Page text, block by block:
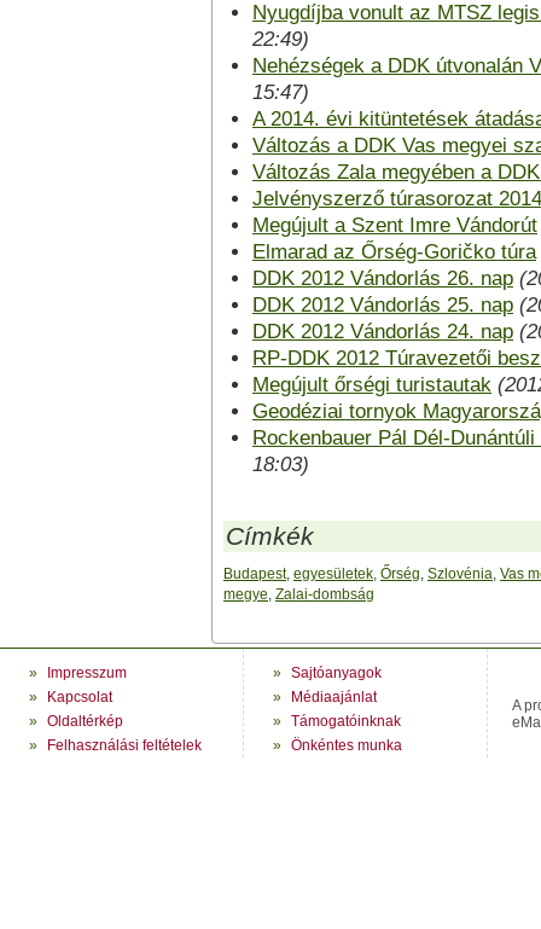
Nyugdíjba vonult az MTSZ
22:49)
Nehézségek a DDK útvonalán
15:47)
A 2014. évi kitüntetések
Változás a DDK Vas megyei
Változás Zala megyében a
Jelvényszerző túrasorozat
Megújult a Szent Imre Vándorút
Elmarad az Őrség-Goričko túra
DDK 2012 Vándorlás 26. nap
DDK 2012 Vándorlás 25. nap
DDK 2012 Vándorlás 24. nap
RP-DDK 2012 Túravezetői
Megújult őrségi turistautak
Geodéziai tornyok
Rockenbauer Pál Dél-
18:03)
Címkék
Budapest, egyesületek, Őrség, Szlovénia, Vas
megye, Zalai-dombság
»
Impresszum
»
Kapcsolat
» Oldaltérkép
»
Felhasználási feltételek
» Sajtóanyagok
»
Médiaajánlat
» Támogatóinknak
» Önkéntes munka
A